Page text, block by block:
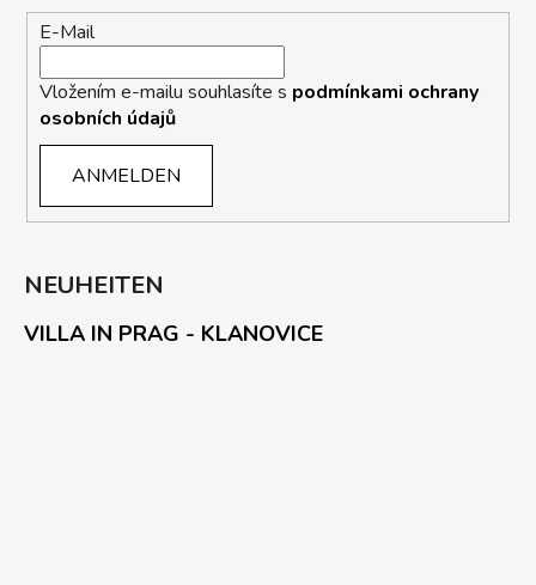
E-Mail
Vložením e-mailu souhlasíte s podmínkami ochrany
osobních údajů
ANMELDEN
NEUHEITEN
VILLA IN PRAG - KLANOVICE